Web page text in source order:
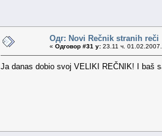
Одг: Novi Rečnik stranih reči
« Одговор #31 у: 23.11 ч.
Ja danas dobio svoj VELIKI REČNIK! I baš